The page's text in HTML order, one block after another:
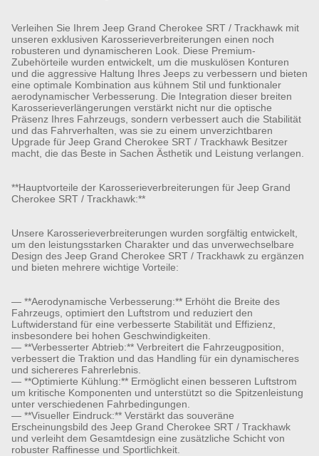
Verleihen Sie Ihrem Jeep Grand Cherokee SRT / Trackhawk mit
unseren exklusiven Karosserieverbreiterungen einen noch
robusteren und dynamischeren Look. Diese Premium-
Zubehörteile wurden entwickelt, um die muskulösen Konturen
und die aggressive Haltung Ihres Jeeps zu verbessern und bieten
eine optimale Kombination aus kühnem Stil und funktionaler
aerodynamischer Verbesserung. Die Integration dieser breiten
Karosserieverlängerungen verstärkt nicht nur die optische
Präsenz Ihres Fahrzeugs, sondern verbessert auch die Stabilität
und das Fahrverhalten, was sie zu einem unverzichtbaren
Upgrade für Jeep Grand Cherokee SRT / Trackhawk Besitzer
macht, die das Beste in Sachen Ästhetik und Leistung verlangen.
**Hauptvorteile der Karosserieverbreiterungen für Jeep Grand
Cherokee SRT / Trackhawk:**
Unsere Karosserieverbreiterungen wurden sorgfältig entwickelt,
um den leistungsstarken Charakter und das unverwechselbare
Design des Jeep Grand Cherokee SRT / Trackhawk zu ergänzen
und bieten mehrere wichtige Vorteile:
— **Aerodynamische Verbesserung:** Erhöht die Breite des
Fahrzeugs, optimiert den Luftstrom und reduziert den
Luftwiderstand für eine verbesserte Stabilität und Effizienz,
insbesondere bei hohen Geschwindigkeiten.
— **Verbesserter Abtrieb:** Verbreitert die Fahrzeugposition,
verbessert die Traktion und das Handling für ein dynamischeres
und sichereres Fahrerlebnis.
— **Optimierte Kühlung:** Ermöglicht einen besseren Luftstrom
um kritische Komponenten und unterstützt so die Spitzenleistung
unter verschiedenen Fahrbedingungen.
— **Visueller Eindruck:** Verstärkt das souveräne
Erscheinungsbild des Jeep Grand Cherokee SRT / Trackhawk
und verleiht dem Gesamtdesign eine zusätzliche Schicht von
robuster Raffinesse und Sportlichkeit.